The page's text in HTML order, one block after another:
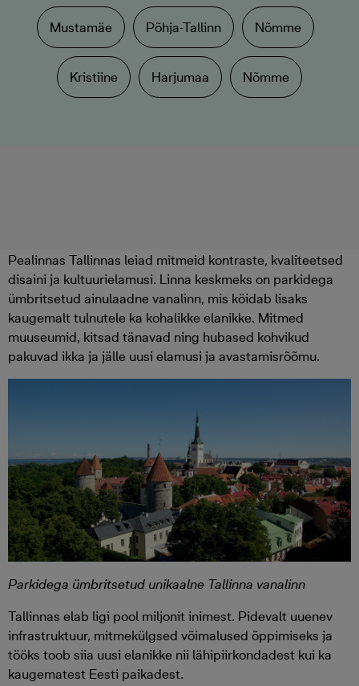
Mustamäe Põhja-Tallinn Nõmme
Kristiine Harjumaa Nõmme
Pealinnas Tallinnas leiad mitmeid kontraste, kvaliteetsed
disaini ja kultuurielamusi. Linna keskmeks on parkidega
ümbritsetud ainulaadne vanalinn, mis köidab lisaks
kaugemalt tulnutele ka kohalikke elanikke. Mitmed
muuseumid, kitsad tänavad ning hubased kohvikud
pakuvad ikka ja jälle uusi elamusi ja avastamisrõõmu.
Parkidega ümbritsetud unikaalne Tallinna vanalinn
Tallinnas elab ligi pool miljonit inimest. Pidevalt uuenev
infrastruktuur, mitmekülgsed võimalused õppimiseks ja
tööks toob siia uusi elanikke nii lähipiirkondadest kui ka
kaugematest Eesti paikadest.